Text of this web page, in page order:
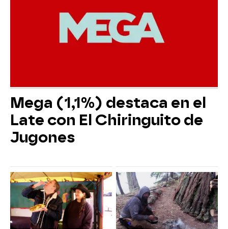
Mega (1,1%) destaca en el
Late con El Chiringuito de
Jugones